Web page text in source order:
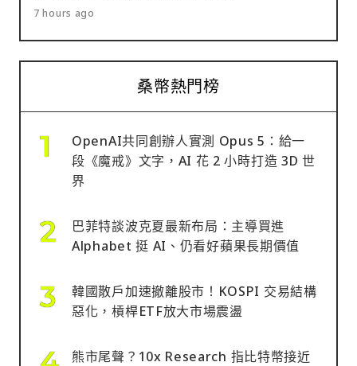
7 hours ago
桑幣熱門榜
OpenAI共同創辦人實測 Opus 5：給一
段《魔戒》文字，AI 花 2 小時打造 3D 世
界
巴菲特談波克夏最新布局：主導買進
Alphabet 挺 AI、仍看好蘋果長期價值
韓國散戶加速撤離股市！KOSPI 交易結構
惡化，槓桿ETF放大市場震盪
熊市尾聲？10x Research 指比特幣接近